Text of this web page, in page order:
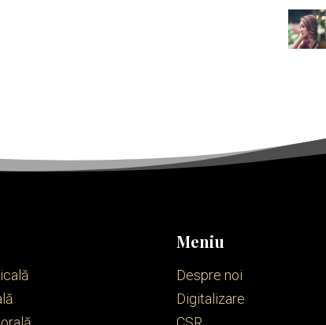
Meniu
Despre noi
Digitalizare